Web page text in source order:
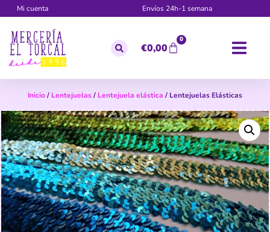
Mi cuenta Envíos 24h-1 semana
€0,00
0
Inicio/ Lentejuelas/ Lentejuela elástica / Lentejuelas Elásticas